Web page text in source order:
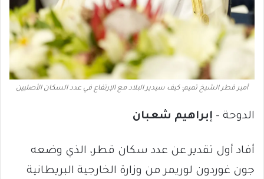
أمير قطر الشيخ تميم: كيف سيدير البلاد مع الإرتفاع في عدد السكان الأصليين
الدوحة – إبراهيم شعبان
أفاد أول تقدير عن عدد سكان قطر، الذي وضعه
جون غوردون لوريمر من وزارة الخارجية البريطانية